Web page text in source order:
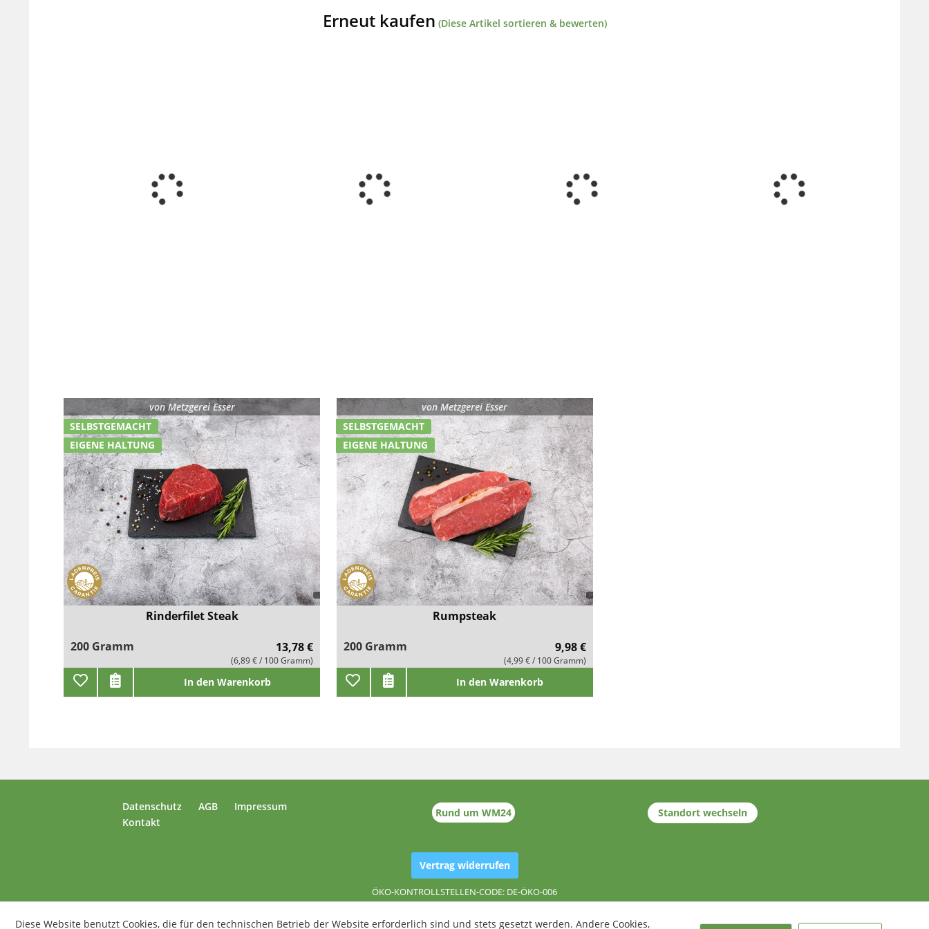
Erneut kaufen (Diese Artikel sortieren & bewerten)
SELBSTGEMACHT
EIGENE HALTUNG
vonMetzgerei Esser
Rinderfilet Steak
200 Gramm
13,78 €
(6,89 € / 100 Gramm)
In den Warenkorb
SELBSTGEMACHT
EIGENE HALTUNG
vonMetzgerei Esser
Rumpsteak
200 Gramm
9,98 €
(4,99 € / 100 Gramm)
In den Warenkorb
Datenschutz AGB
Impressum
Kontakt
Rund um WM24 Standort wechseln
Vertrag widerrufen
ÖKO-KONTROLLSTELLEN-CODE: DE-ÖKO-006
Diese Website benutzt Cookies, die für den technischen Betrieb der Website erforderlich sind und stets gesetzt werden. Andere Cookies,